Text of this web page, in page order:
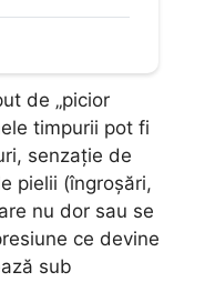
de „picior
timpurii pot fi
senzație de
pielii (îngroșări,
nu dor sau se
ce devine
sub